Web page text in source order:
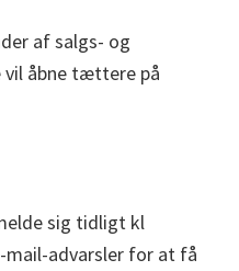
af salgs- og
åbne tættere på
sig tidligt kl
advarsler for at få